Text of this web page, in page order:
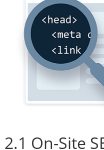
2.1 On-Site